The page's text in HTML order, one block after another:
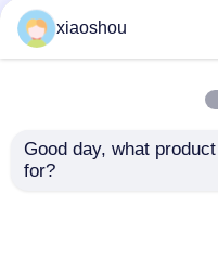
3.95 ইঞ্চি স্কয়ার টিএফটি
ডিসপ্লে 480 এক্স 480
xiaoshou
Good day, what
for?